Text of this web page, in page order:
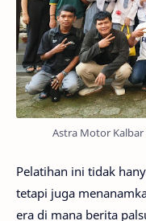
Astra Motor
Pelatihan ini tidak
tetapi juga
era di mana berita